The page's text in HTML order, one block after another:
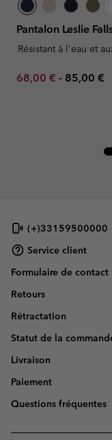
Pantalon Leslie
Résistant à l'eau et
Minimum sale price:
68,00 € - 85,00 €
(+)33159500000
Service client
Formulaire de contact
Retours
Rétractation
Statut de la
Livraison
Paiement
Questions fréquentes